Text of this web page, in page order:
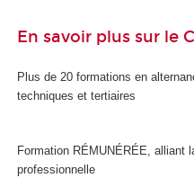
En savoir plus sur le
Plus de 20 formations en
techniques et tertiaires
Formation RÉMUNÉRÉE, alliant
professionnelle